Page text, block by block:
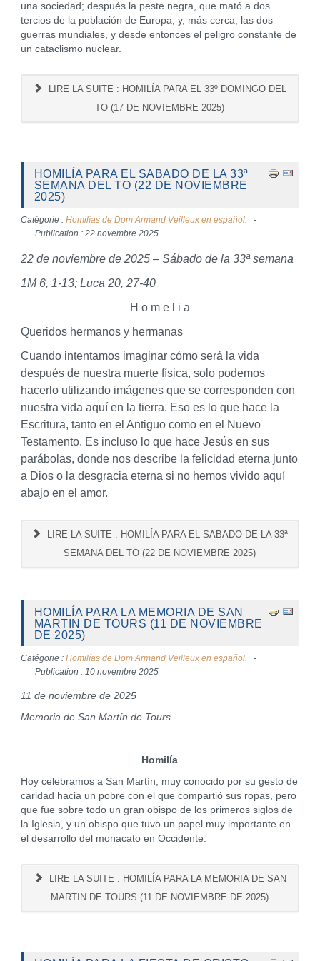
una sociedad; después la peste negra, que mató a dos
tercios de la población de Europa; y, más cerca, las dos
guerras mundiales, y desde entonces el peligro constante de
un cataclismo nuclear.
LIRE LA SUITE : HOMILÍA PARA EL 33º DOMINGO DEL
TO (17 DE NOVIEMBRE 2025)
HOMILÍA PARA EL SABADO DE LA 33ª
SEMANA DEL TO (22 DE NOVIEMBRE
2025)
Catégorie : Homilías de Dom Armand Veilleux en español.
Publication : 22 novembre 2025
22 de noviembre de 2025 – Sábado de la 33ª semana
1M 6, 1-13; Luca 20, 27-40
H o m e l i a
Queridos hermanos y hermanas
Cuando intentamos imaginar cómo será la vida
después de nuestra muerte física, solo podemos
hacerlo utilizando imágenes que se corresponden con
nuestra vida aquí en la tierra. Eso es lo que hace la
Escritura, tanto en el Antiguo como en el Nuevo
Testamento. Es incluso lo que hace Jesús en sus
parábolas, donde nos describe la felicidad eterna junto
a Dios o la desgracia eterna si no hemos vivido aquí
abajo en el amor.
LIRE LA SUITE : HOMILÍA PARA EL SABADO DE LA 33ª
SEMANA DEL TO (22 DE NOVIEMBRE 2025)
HOMILÍA PARA LA MEMORIA DE SAN
MARTIN DE TOURS (11 DE NOVIEMBRE
DE 2025)
Catégorie : Homilías de Dom Armand Veilleux en español.
Publication : 10 novembre 2025
11 de noviembre de 2025
Memoria de San Martín de Tours
Homilía
Hoy celebramos a San Martín, muy conocido por su gesto de
caridad hacia un pobre con el que compartió sus ropas, pero
que fue sobre todo un gran obispo de los primeros siglos de
la Iglesia, y un obispo que tuvo un papel muy importante en
el desarrollo del monacato en Occidente.
LIRE LA SUITE : HOMILÍA PARA LA MEMORIA DE SAN
MARTIN DE TOURS (11 DE NOVIEMBRE DE 2025)